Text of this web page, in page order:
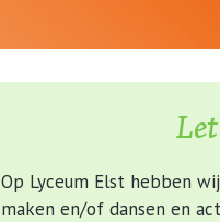
Op Lyceum Elst hebben
maken en/of dansen en